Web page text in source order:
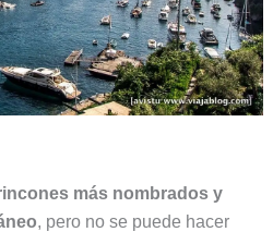
más nombrados y
, pero no se puede hacer